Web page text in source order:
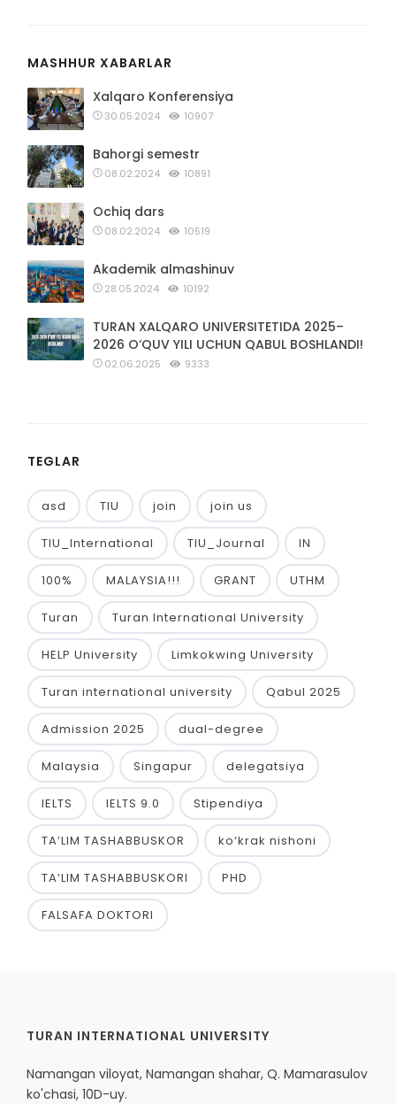
MASHHUR XABARLAR
Xalqaro Konferensiya
30.05.2024 10907
Bahorgi semestr
08.02.2024 10891
Ochiq dars
08.02.2024 10519
Akademik almashinuv
28.05.2024 10192
TURAN XALQARO UNIVERSITETIDA 2025–
2026 O‘QUV YILI UCHUN QABUL BOSHLANDI!
02.06.2025 9333
TEGLAR
asd TIU join join us
TIU_International TIU_Journal IN
100% MALAYSIA!!! GRANT UTHM
Turan Turan International University
HELP University Limkokwing University
Turan international university Qabul 2025
Admission 2025 dual-degree
Malaysia Singapur delegatsiya
IELTS IELTS 9.0 Stipendiya
TA’LIM TASHABBUSKOR ko‘krak nishoni
TA’LIM TASHABBUSKORI PHD
FALSAFA DOKTORI
TURAN INTERNATIONAL UNIVERSITY
Namangan viloyat, Namangan shahar, Q. Mamarasulov
ko'chasi, 10D-uy.